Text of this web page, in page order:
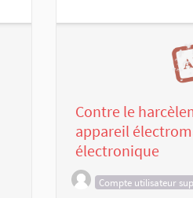
Contre le
appareil
électronique
Compte utilisateur